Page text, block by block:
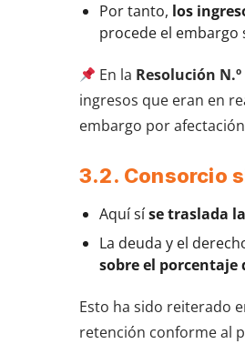
Por tanto, los
procede el embargo
En la Resolución N.º
ingresos que eran en
embargo por
3.2. Consorcio
Aquí síse traslada
La deuda y el
sobre el porcentaje
Esto ha sido reiterado
retención conforme al